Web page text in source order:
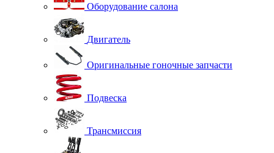
Оборудование салона
Двигатель
Оригинальные гоночные запчасти
Подвеска
Трансмиссия